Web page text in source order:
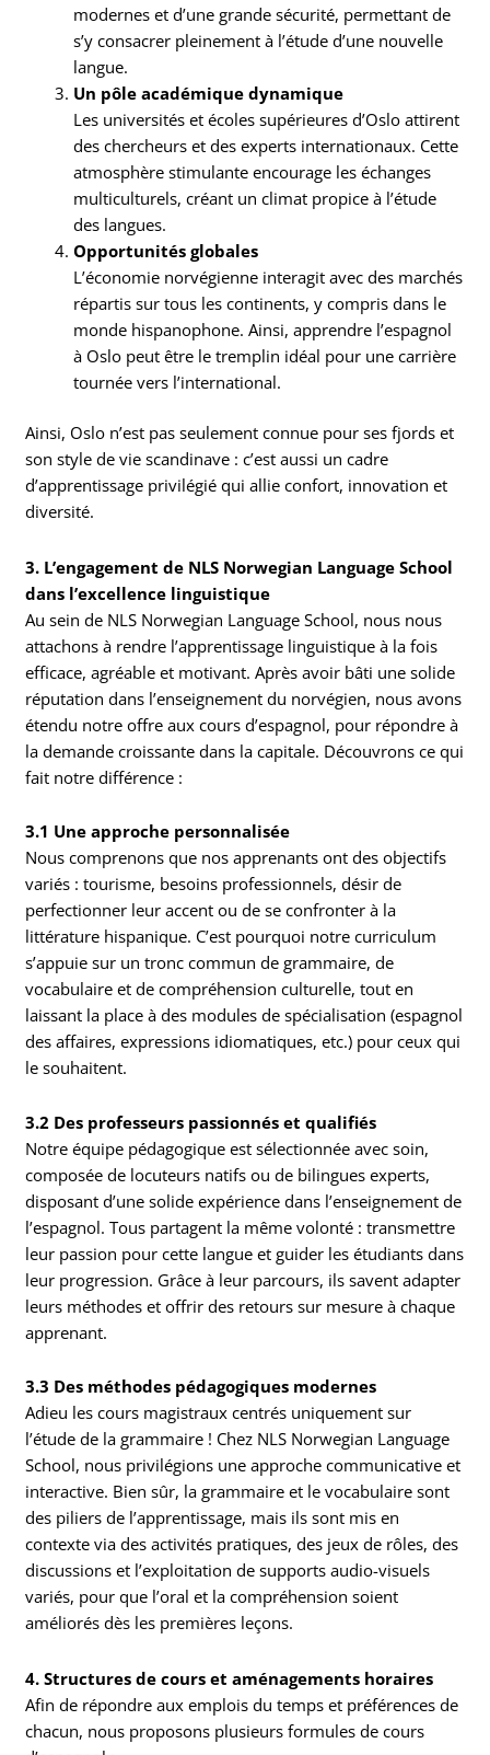
modernes et d’une grande sécurité, permettant de
s’y consacrer pleinement à l’étude d’une nouvelle
langue.
Un pôle académique dynamique
Les universités et écoles supérieures d’Oslo attirent
des chercheurs et des experts internationaux. Cette
atmosphère stimulante encourage les échanges
multiculturels, créant un climat propice à l’étude
des langues.
Opportunités globales
L’économie norvégienne interagit avec des marchés
répartis sur tous les continents, y compris dans le
monde hispanophone. Ainsi, apprendre l’espagnol
à Oslo peut être le tremplin idéal pour une carrière
tournée vers l’international.
Ainsi, Oslo n’est pas seulement connue pour ses fjords et
son style de vie scandinave : c’est aussi un cadre
d’apprentissage privilégié qui allie confort, innovation et
diversité.
3. L’engagement de NLS Norwegian Language School
dans l’excellence linguistique
Au sein de NLS Norwegian Language School, nous nous
attachons à rendre l’apprentissage linguistique à la fois
efficace, agréable et motivant. Après avoir bâti une solide
réputation dans l’enseignement du norvégien, nous avons
étendu notre offre aux cours d’espagnol, pour répondre à
la demande croissante dans la capitale. Découvrons ce qui
fait notre différence :
3.1 Une approche personnalisée
Nous comprenons que nos apprenants ont des objectifs
variés : tourisme, besoins professionnels, désir de
perfectionner leur accent ou de se confronter à la
littérature hispanique. C’est pourquoi notre curriculum
s’appuie sur un tronc commun de grammaire, de
vocabulaire et de compréhension culturelle, tout en
laissant la place à des modules de spécialisation (espagnol
des affaires, expressions idiomatiques, etc.) pour ceux qui
le souhaitent.
3.2 Des professeurs passionnés et qualifiés
Notre équipe pédagogique est sélectionnée avec soin,
composée de locuteurs natifs ou de bilingues experts,
disposant d’une solide expérience dans l’enseignement de
l’espagnol. Tous partagent la même volonté : transmettre
leur passion pour cette langue et guider les étudiants dans
leur progression. Grâce à leur parcours, ils savent adapter
leurs méthodes et offrir des retours sur mesure à chaque
apprenant.
3.3 Des méthodes pédagogiques modernes
Adieu les cours magistraux centrés uniquement sur
l’étude de la grammaire ! Chez NLS Norwegian Language
School, nous privilégions une approche communicative et
interactive. Bien sûr, la grammaire et le vocabulaire sont
des piliers de l’apprentissage, mais ils sont mis en
contexte via des activités pratiques, des jeux de rôles, des
discussions et l’exploitation de supports audio-visuels
variés, pour que l’oral et la compréhension soient
améliorés dès les premières leçons.
4. Structures de cours et aménagements horaires
Afin de répondre aux emplois du temps et préférences de
chacun, nous proposons plusieurs formules de cours